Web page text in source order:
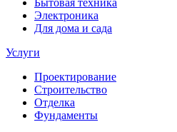
Электроника
Для дома и сада
Услуги
Проектирование
Строительство
Отделка
Фундаменты